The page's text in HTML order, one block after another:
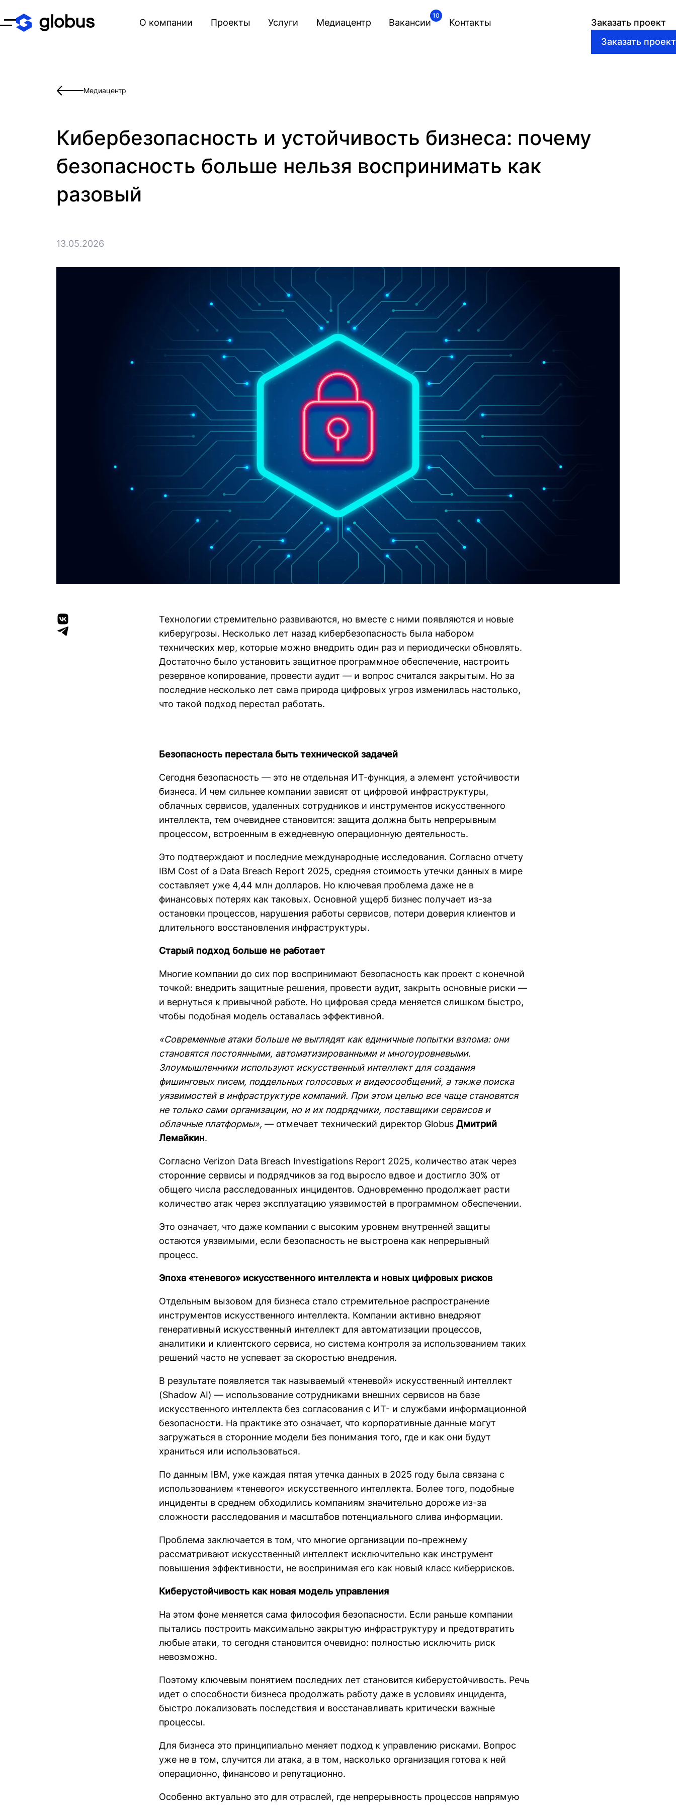
О компании Проекты Услуги Медиацентр Вакансии
10
Контакты
Открыть меню Заказать проект
Медиацентр
Кибербезопасность и устойчивость бизнеса: почему
безопасность больше нельзя воспринимать как
разовый
13.05.2026
Технологии стремительно развиваются, но вместе с ними появляются и новые
киберугрозы. Несколько лет назад кибербезопасность была набором
технических мер, которые можно внедрить один раз и периодически обновлять.
Достаточно было установить защитное программное обеспечение, настроить
резервное копирование, провести аудит — и вопрос считался закрытым. Но за
последние несколько лет сама природа цифровых угроз изменилась настолько,
что такой подход перестал работать.
Безопасность перестала быть технической задачей
Сегодня безопасность — это не отдельная ИТ-функция, а элемент устойчивости
бизнеса. И чем сильнее компании зависят от цифровой инфраструктуры,
облачных сервисов, удаленных сотрудников и инструментов искусственного
интеллекта, тем очевиднее становится: защита должна быть непрерывным
процессом, встроенным в ежедневную операционную деятельность.
Это подтверждают и последние международные исследования. Согласно отчету
IBM Cost of a Data Breach Report 2025, средняя стоимость утечки данных в мире
составляет уже 4,44 млн долларов. Но ключевая проблема даже не в
финансовых потерях как таковых. Основной ущерб бизнес получает из-за
остановки процессов, нарушения работы сервисов, потери доверия клиентов и
длительного восстановления инфраструктуры.
Старый подход больше не работает
Многие компании до сих пор воспринимают безопасность как проект с конечной
точкой: внедрить защитные решения, провести аудит, закрыть основные риски —
и вернуться к привычной работе. Но цифровая среда меняется слишком быстро,
чтобы подобная модель оставалась эффективной.
«Современные атаки больше не выглядят как единичные попытки взлома: они
становятся постоянными, автоматизированными и многоуровневыми.
Злоумышленники используют искусственный интеллект для создания
фишинговых писем, поддельных голосовых и видеосообщений, а также поиска
уязвимостей в инфраструктуре компаний. При этом целью все чаще становятся
не только сами организации, но и их подрядчики, поставщики сервисов и
облачные платформы», — отмечает технический директор Globus Дмитрий
Лемайкин.
Согласно Verizon Data Breach Investigations Report 2025, количество атак через
сторонние сервисы и подрядчиков за год выросло вдвое и достигло 30% от
общего числа расследованных инцидентов. Одновременно продолжает расти
количество атак через эксплуатацию уязвимостей в программном обеспечении.
Это означает, что даже компании с высоким уровнем внутренней защиты
остаются уязвимыми, если безопасность не выстроена как непрерывный
процесс.
Эпоха «теневого» искусственного интеллекта и новых цифровых рисков
Отдельным вызовом для бизнеса стало стремительное распространение
инструментов искусственного интеллекта. Компании активно внедряют
генеративный искусственный интеллект для автоматизации процессов,
аналитики и клиентского сервиса, но система контроля за использованием таких
решений часто не успевает за скоростью внедрения.
В результате появляется так называемый «теневой» искусственный интеллект
(Shadow AI) — использование сотрудниками внешних сервисов на базе
искусственного интеллекта без согласования с ИТ- и службами информационной
безопасности. На практике это означает, что корпоративные данные могут
загружаться в сторонние модели без понимания того, где и как они будут
храниться или использоваться.
По данным IBM, уже каждая пятая утечка данных в 2025 году была связана с
использованием «теневого» искусственного интеллекта. Более того, подобные
инциденты в среднем обходились компаниям значительно дороже из-за
сложности расследования и масштабов потенциального слива информации.
Проблема заключается в том, что многие организации по-прежнему
рассматривают искусственный интеллект исключительно как инструмент
повышения эффективности, не воспринимая его как новый класс киберрисков.
Киберустойчивость как новая модель управления
На этом фоне меняется сама философия безопасности. Если раньше компании
пытались построить максимально закрытую инфраструктуру и предотвратить
любые атаки, то сегодня становится очевидно: полностью исключить риск
невозможно.
Поэтому ключевым понятием последних лет становится киберустойчивость. Речь
идет о способности бизнеса продолжать работу даже в условиях инцидента,
быстро локализовать последствия и восстанавливать критически важные
процессы.
Для бизнеса это принципиально меняет подход к управлению рисками. Вопрос
уже не в том, случится ли атака, а в том, насколько организация готова к ней
операционно, финансово и репутационно.
Особенно актуально это для отраслей, где непрерывность процессов напрямую